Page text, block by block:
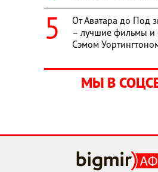
От Аватара до Под
– лучшие фильмы и
Сэмом
МЫ В